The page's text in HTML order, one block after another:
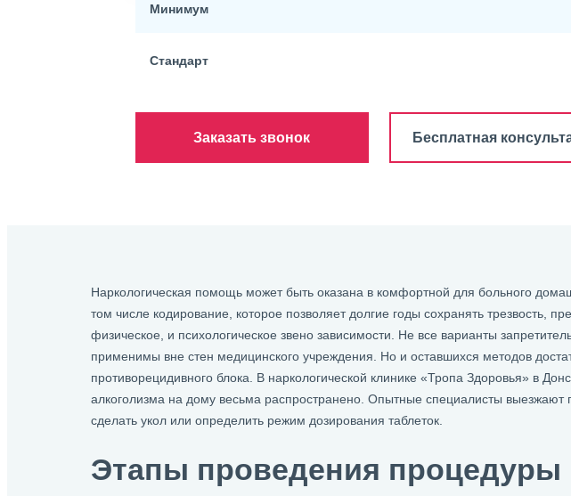
Минимум
Стандарт
Заказать звонок Бесплатная
Наркологическая помощь может быть оказана в комфортной для больного
том числе кодирование, которое позволяет долгие годы сохранять трезвость,
физическое, и психологическое звено зависимости. Не все варианты
применимы вне стен медицинского учреждения. Но и оставшихся методов
противорецидивного блока. В наркологической клинике «Тропа Здоровья» в
алкоголизма на дому весьма распространено. Опытные специалисты выезжают
сделать укол или определить режим дозирования таблеток.
Этапы проведения процедуры